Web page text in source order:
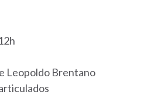
Leopoldo Brentano